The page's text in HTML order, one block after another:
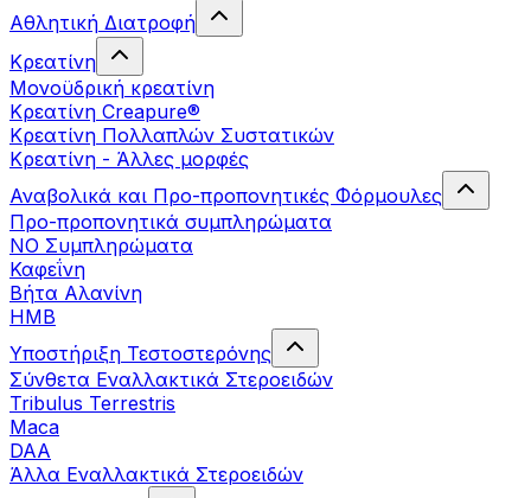
Αθλητική Διατροφή
Κρεατίνη
Μονοϋδρική κρεατίνη
Κρεατίνη Creapure®
Κρεατίνη Πολλαπλών Συστατικών
Κρεατίνη - Άλλες μορφές
Αναβολικά και Προ-προπονητικές Φόρμουλες
Προ-προπονητικά συμπληρώματα
ΝΟ Συμπληρώματα
Καφεΐνη
Βήτα Αλανίνη
HMB
Υποστήριξη Τεστοστερόνης
Σύνθετα Εναλλακτικά Στεροειδών
Tribulus Terrestris
Maca
DAA
Άλλα Εναλλακτικά Στεροειδών